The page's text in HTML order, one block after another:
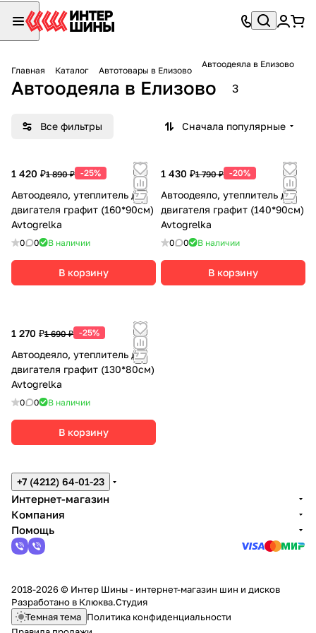
Главная Каталог Автотовары в Елизово
Автоодеяла в Елизово
Автоодеяла в Елизово 3
Все фильтры Сначала популярные
1 420 ₽1 890 ₽ -25%
Автоодеяло, утеплитель для
двигателя графит (160*90см)
Avtogrelka
0 0 В наличии
В корзину
1 430 ₽1 790 ₽ -20%
Автоодеяло, утеплитель для
двигателя графит (140*90см)
Avtogrelka
0 0 В наличии
В корзину
1 270 ₽1 690 ₽ -25%
Автоодеяло, утеплитель для
двигателя графит (130*80см)
Avtogrelka
0 0 В наличии
В корзину
+7 (4212) 64-01-23
Интернет-магазин
Компания
Помощь
2018-2026 © Интер Шины - интернет-магазин шин и дисков
Разработано в Клюква.Студия
Темная тема Политика конфиденциальности